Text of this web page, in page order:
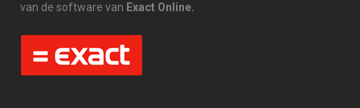
van de software van Exact Online.